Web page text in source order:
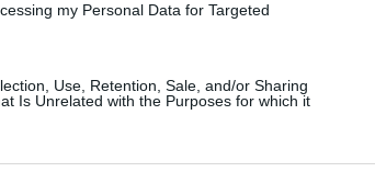
my Personal Data for Targeted
Use, Retention, Sale, and/or Sharing
Is Unrelated with the Purposes for which it